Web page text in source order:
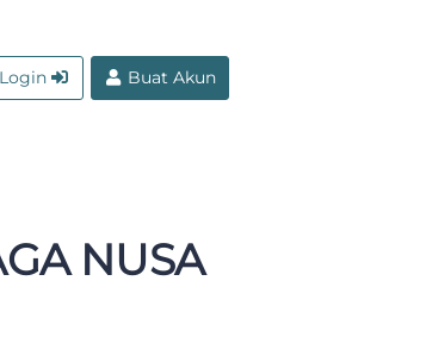
Login Buat Akun
NUSA